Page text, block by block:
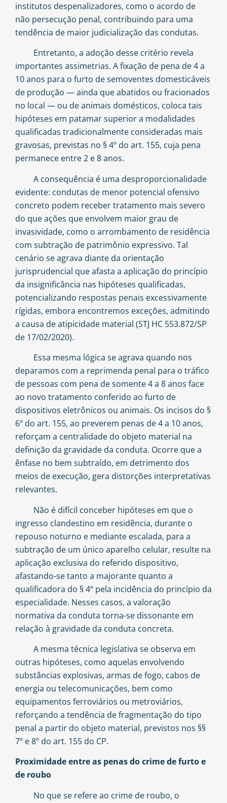
institutos despenalizadores, como o acordo de
não persecução penal, contribuindo para uma
tendência de maior judicialização das condutas.
Entretanto, a adoção desse critério revela
importantes assimetrias. A fixação de pena de 4 a
10 anos para o furto de semoventes domesticáveis
de produção — ainda que abatidos ou fracionados
no local — ou de animais domésticos, coloca tais
hipóteses em patamar superior a modalidades
qualificadas tradicionalmente consideradas mais
gravosas, previstas no § 4º do art. 155, cuja pena
permanece entre 2 e 8 anos.
A consequência é uma desproporcionalidade
evidente: condutas de menor potencial ofensivo
concreto podem receber tratamento mais severo
do que ações que envolvem maior grau de
invasividade, como o arrombamento de residência
com subtração de patrimônio expressivo. Tal
cenário se agrava diante da orientação
jurisprudencial que afasta a aplicação do princípio
da insignificância nas hipóteses qualificadas,
potencializando respostas penais excessivamente
rígidas, embora encontremos exceções, admitindo
a causa de atipicidade material (STJ HC 553.872/SP
de 17/02/2020).
Essa mesma lógica se agrava quando nos
deparamos com a reprimenda penal para o tráfico
de pessoas com pena de somente 4 a 8 anos face
ao novo tratamento conferido ao furto de
dispositivos eletrônicos ou animais. Os incisos do §
6º do art. 155, ao preverem penas de 4 a 10 anos,
reforçam a centralidade do objeto material na
definição da gravidade da conduta. Ocorre que a
ênfase no bem subtraído, em detrimento dos
meios de execução, gera distorções interpretativas
relevantes.
Não é difícil conceber hipóteses em que o
ingresso clandestino em residência, durante o
repouso noturno e mediante escalada, para a
subtração de um único aparelho celular, resulte na
aplicação exclusiva do referido dispositivo,
afastando-se tanto a majorante quanto a
qualificadora do § 4º pela incidência do princípio da
especialidade. Nesses casos, a valoração
normativa da conduta torna-se dissonante em
relação à gravidade da conduta concreta.
A mesma técnica legislativa se observa em
outras hipóteses, como aquelas envolvendo
substâncias explosivas, armas de fogo, cabos de
energia ou telecomunicações, bem como
equipamentos ferroviários ou metroviários,
reforçando a tendência de fragmentação do tipo
penal a partir do objeto material, previstos nos §§
7º e 8º do art. 155 do CP.
Proximidade entre as penas do crime de furto e
de roubo
No que se refere ao crime de roubo, o